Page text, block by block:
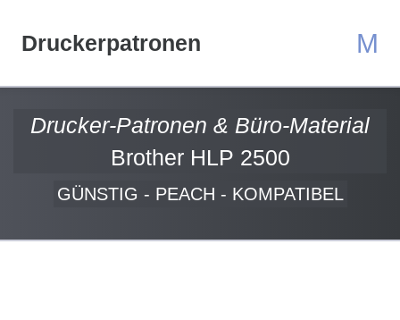
Druckerpatronen M
Drucker-Patronen & Büro-Material
Brother HLP 2500
GÜNSTIG - PEACH - KOMPATIBEL